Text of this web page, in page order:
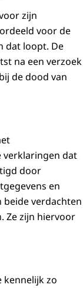
zijn
voor de
dat loopt. De
na een verzoek
de dood van
verklaringen dat
door
en
beide verdachten
Ze zijn hiervoor
kennelijk zo